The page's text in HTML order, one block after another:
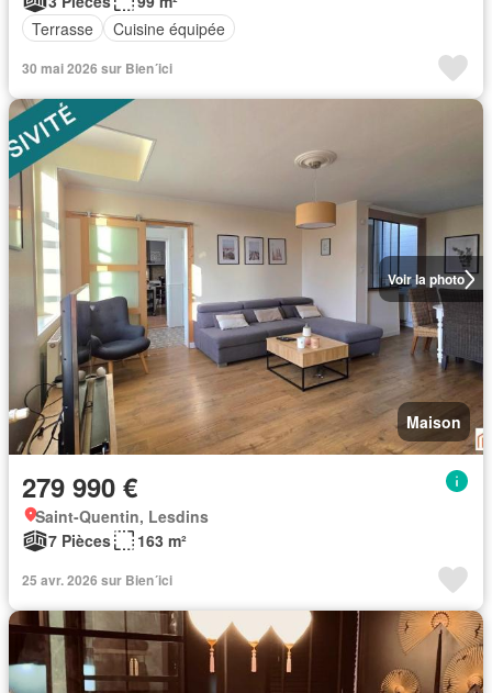
Terrasse
Cuisine équipée
30 mai 2026 sur Bien´ici
Voir la photo
Maison
279 990 €
Saint-Quentin, Lesdins
7 Pièces
163 m²
25 avr. 2026 sur Bien´ici